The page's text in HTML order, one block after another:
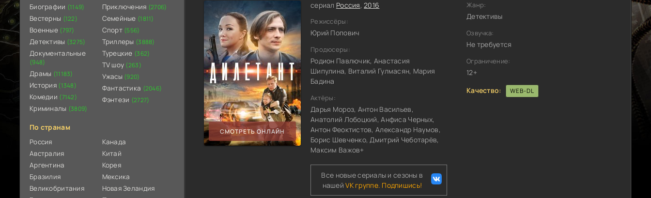
Биографии (1149)
Вестерны (122)
Военные (797)
Детективы (3275)
Документальные
(948)
Драмы (11183)
История (1348)
Комедии (7142)
Криминалы (3809)
Приключения (2706)
Семейные (1811)
Спорт (556)
Триллеры (3888)
Турецкие (362)
TV шоу (263)
Ужасы (920)
Фантастика (2046)
Фэнтези (2727)
По странам
Россия
Австралия
Аргентина
Бразилия
Великобритания
Канада
Китай
Корея
Мексика
Новая Зеландия
СМОТРЕТЬ ОНЛАЙН
сериал Россия,2016
Режиссёры:
Юрий Попович
Продюсеры:
Родион Павлючик, Анастасия
Шипулина, Виталий Гулмасян, Мария
Бадина
Актёры:
Дарья Мороз, Антон Васильев,
Анатолий Лобоцкий, Анфиса Черных,
Антон Феоктистов, Александр Наумов,
Борис Шевченко, Дмитрий Чеботарёв,
Максим Важов+
Все новые сериалы и сезоны в
нашейVK группе. Подпишись!
Жанр:
Детективы
Озвучка:
Не требуется
Ограничение:
12+
Качество:
WEB-DL